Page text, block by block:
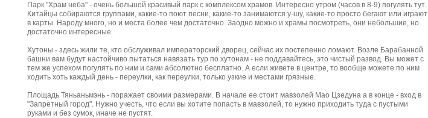
Парк "Храм неба" - очень большой красивый парк с комплексом храмов. Интересно утром (часов в 8-9) погулять тут.
Китайцы собираются группами, какие-то поют песни, какие-то занимаются у-шу, какие-то просто бегают или играют
в карты. Народу много, но и места более чем достаточно. Заодно можно и храмы посмотреть, они небольшие, но
достаточно интересные.
Хутоны - здесь жили те, кто обслуживал императорский дворец, сейчас их постепенно ломают. Возле Барабанной
башни вам будут настойчиво пытаться навязать тур по хутонам - не поддавайтесь, это чистый развод. Вы может с
тем же успехом погулять по ним и сами абсолютно бесплатно. А если живете в центре, то вообще можете по ним
ходить хоть каждый день - переулки, как переулки, только узкие и местами грязные.
Площадь Тяньаньмэнь - поражает своими размерами. В начале ее стоит мавзолей Мао Цзедуна а в конце - вход в
"Запретный город". Нужно учесть, что если вы хотите попасть в мавзолей, то нужно приходить туда с пустыми
руками и без сумок, иначе не пустят.